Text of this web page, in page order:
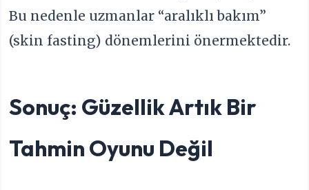
Bu nedenle uzmanlar “aralıklı bakım”
(skin fasting) dönemlerini önermektedir.
Sonuç: Güzellik Artık Bir
Tahmin Oyunu Değil